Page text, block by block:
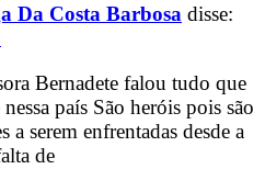
Da Costa Barbosa disse:
Bernadete falou tudo que
país São heróis pois são
a serem enfrentadas desde a
de